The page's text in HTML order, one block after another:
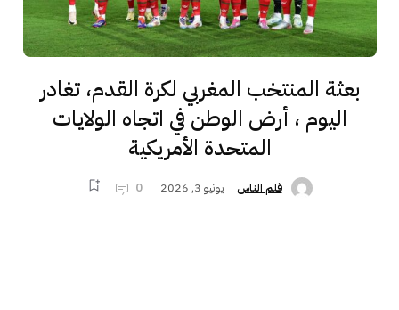
بعثة المنتخب المغربي لكرة القدم، تغادر
اليوم ، أرض الوطن في اتجاه الولايات
المتحدة الأمريكية
قلم الناس يونيو 3, 2026 0